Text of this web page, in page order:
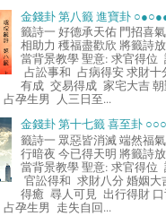
金錢卦 第八籤 進寶卦
籤詩一 好德承天佑 門招喜
相助力 穫福盡歡欣 將籤詩
當背景教學 聖意: 求官得位
占訟事和 占病得安 求財十
有成 交易得成 家宅大吉
孕生男 人三日至...
金錢卦 第十七籤 喜至卦
籤詩一 眾惡皆消滅 端然福
行暗夜 今已得天明 將籤詩
當背景教學 聖意: 求官得位
官訟得和 求財八分 婚姻大
得癒 尋人可見 出行得財
孕生男 走失自回...